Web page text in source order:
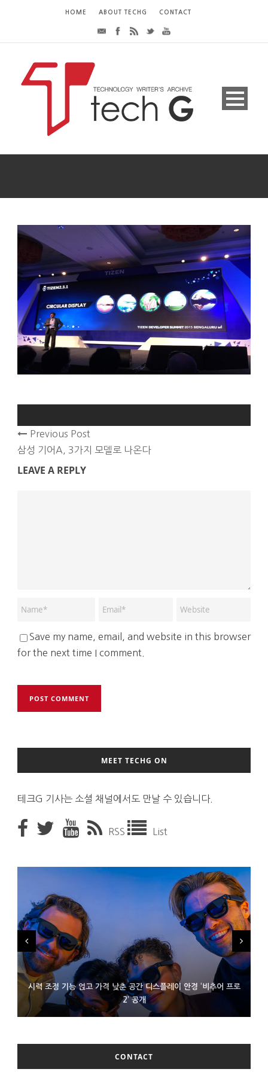
HOME ABOUT TECHG CONTACT
Previous Post
삼성 기어A, 3가지 모델로 나온다
LEAVE A REPLY
Save my name, email, and website in this browser
for the next time I comment.
MEET TECHG ON
테크G 기사는 소셜 채널에서도 만날 수 있습니다.
RSS List
시력 조정 기능 얹고 가격 낮춘 공간 디스플레이 안경 ‘비추어 프로
2’ 공개
D램 부족에 10억달러어치 아이폰18 프로세서 패키징 대기 중
300~400달러 반지형 스피커 준비하는 오픈AI
CONTACT